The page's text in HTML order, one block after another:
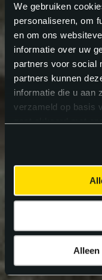
We gebruiken
personaliseren, om
en om ons
informatie over uw
partners voor social
partners kunnen
informatie die u aan
verzameld op basis
gaat akkoord met